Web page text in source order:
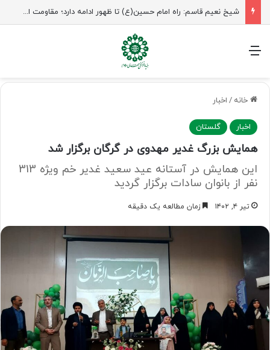
راهپیمایی اربعین، رزمایش منتظران ظهور
منو
خانه / اخبار
اخبار گلستان
همایش بزرگ غدیر مهدوی در گرگان برگزار شد
این همایش در آستانه عید سعید غدیر خم ویژه 313
نفر از بانوان سادات برگزار گردید
تیر ۴, ۱۴۰۲ زمان مطالعه یک دقیقه